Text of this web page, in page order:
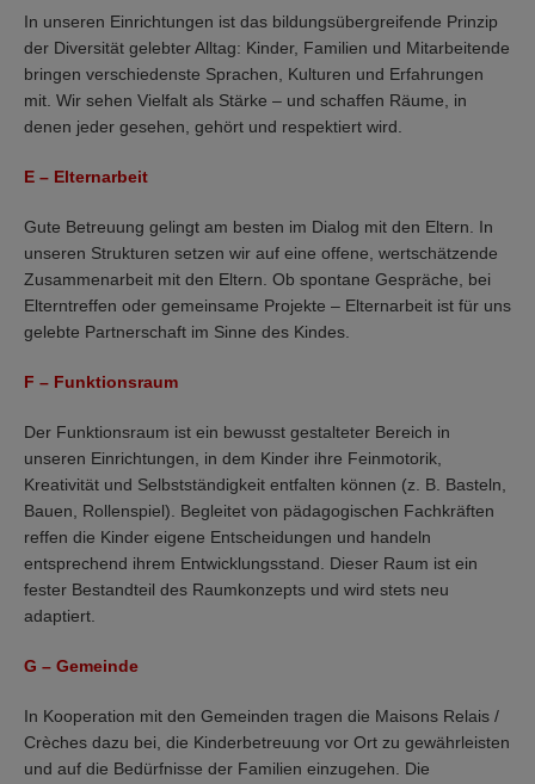
In unseren Einrichtungen ist das bildungsübergreifende Prinzip
der Diversität gelebter Alltag: Kinder, Familien und Mitarbeitende
bringen verschiedenste Sprachen, Kulturen und Erfahrungen
mit. Wir sehen Vielfalt als Stärke – und schaffen Räume, in
denen jeder gesehen, gehört und respektiert wird.
E – Elternarbeit
Gute Betreuung gelingt am besten im Dialog mit den Eltern. In
unseren Strukturen setzen wir auf eine offene, wertschätzende
Zusammenarbeit mit den Eltern. Ob spontane Gespräche, bei
Elterntreffen oder gemeinsame Projekte – Elternarbeit ist für uns
gelebte Partnerschaft im Sinne des Kindes.
F – Funktionsraum
Der Funktionsraum ist ein bewusst gestalteter Bereich in
unseren Einrichtungen, in dem Kinder ihre Feinmotorik,
Kreativität und Selbstständigkeit entfalten können (z. B. Basteln,
Bauen, Rollenspiel). Begleitet von pädagogischen Fachkräften
reffen die Kinder eigene Entscheidungen und handeln
entsprechend ihrem Entwicklungsstand. Dieser Raum ist ein
fester Bestandteil des Raumkonzepts und wird stets neu
adaptiert.
G – Gemeinde
In Kooperation mit den Gemeinden tragen die Maisons Relais /
Crèches dazu bei, die Kinderbetreuung vor Ort zu gewährleisten
und auf die Bedürfnisse der Familien einzugehen. Die